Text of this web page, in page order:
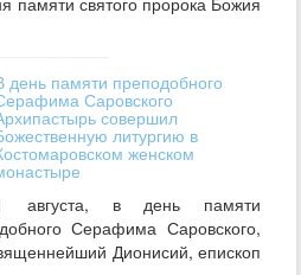
день памяти преподобного
Саровского
совершил
литургию в
женском
августа, в день памяти
Серафима Саровского,
Дионисий, епископ